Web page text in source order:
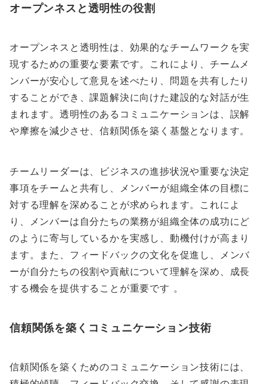
オープンネスと透明性の役割
オープンネスと透明性は、効果的なチームワークを実
現するための重要な要素です。これにより、チームメ
ンバーが安心して意見を述べたり、問題を共有したり
することができ、課題解決に向けた建設的な対話が生
まれます。透明性のあるコミュニケーションは、誤解
や摩擦を減少させ、信頼関係を築く基盤となります。
チームリーダーは、ビジネスの進捗状況や重要な決定
事項をチームと共有し、メンバーが組織全体の目標に
対する理解を深めることが求められます。これによ
り、メンバーは自分たちの業務が組織全体の成功にど
のように寄与しているかを実感し、動機付けが高まり
ます。また、フィードバックの文化を促進し、メンバ
ーが自分たちの役割や貢献について理解を深め、成長
する機会を提供することが重要です 。
信頼関係を築くコミュニケーション技術
信頼関係を築くためのコミュニケーション技術には、